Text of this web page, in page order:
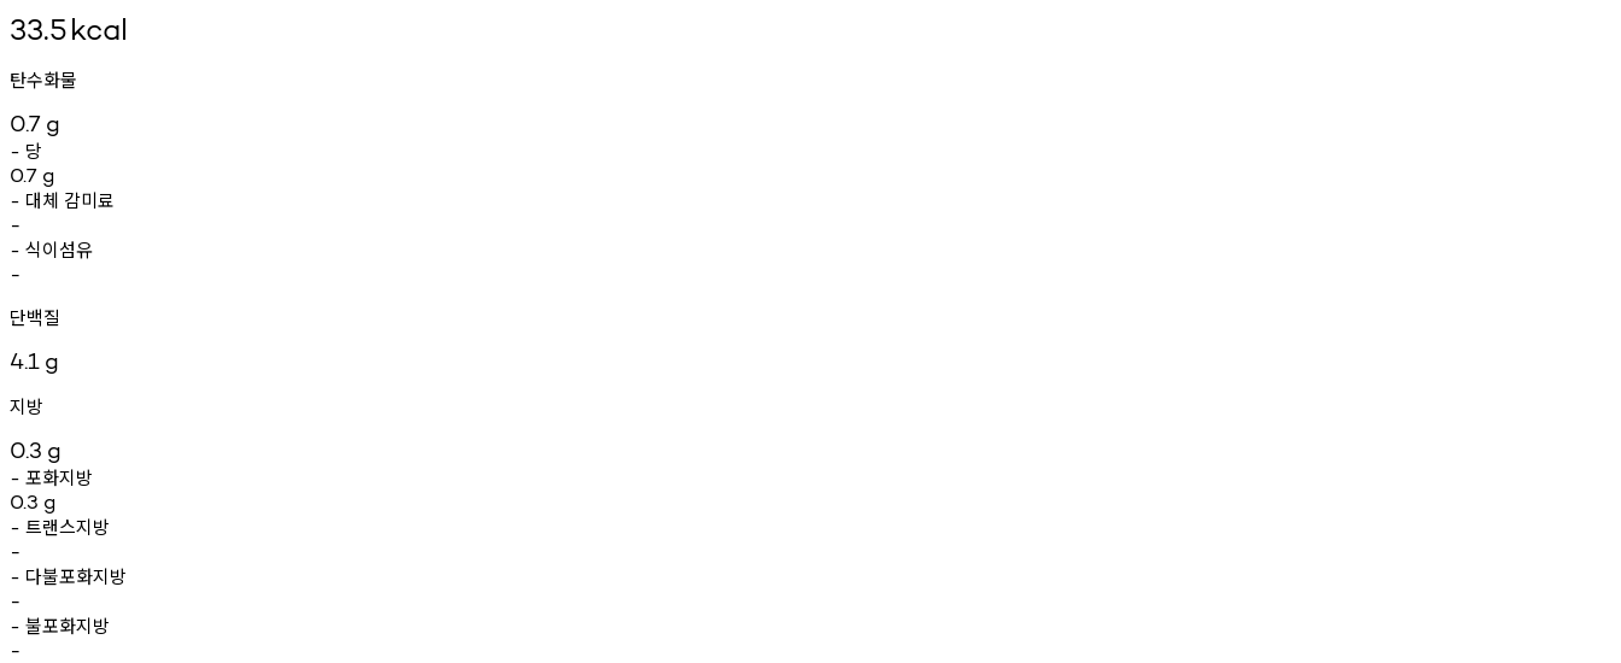
33.5kcal
탄수화물
0.7 g
- 당
0.7 g
- 대체 감미료
-
- 식이섬유
-
단백질
4.1 g
지방
0.3 g
- 포화지방
0.3 g
- 트랜스지방
-
- 다불포화지방
-
- 불포화지방
-